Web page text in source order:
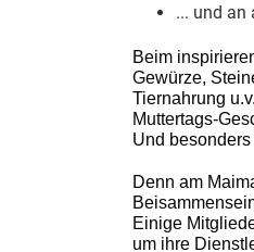
... und an
Beim
Gewürze,
Tiernahrung
Muttertags-
Und
Denn am
Einige
um ihre